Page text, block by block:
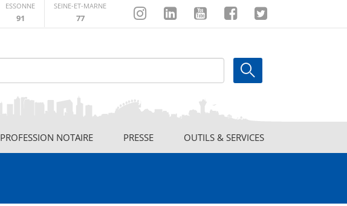
ESSONNE
91
SEINE-ET-MARNE
77
InstagramLinkedinYoutubeFacebookTwitter
PROFESSION NOTAIRE PRESSE OUTILS & SERVICES